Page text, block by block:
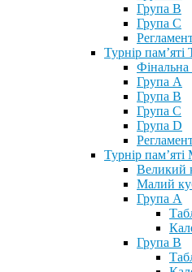
Група В
Група С
Турнір
Фінальна
Група А
Група В
Група С
Група D
Турнір
Великий
Малий
Група А
Група В